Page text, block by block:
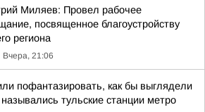
Миляев: Провел рабочее
посвященное благоустройству
региона
Вчера, 21:06
пофантазировать, как бы выглядели
назывались тульские станции метро